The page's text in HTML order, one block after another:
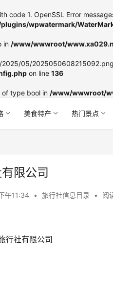
code 1. OpenSSL Error
wpwatermark/
in /www/wwwroot/
05/
on line 136
of type bool in /www/wwwroot/
美食特产 热门景点
限公司
午11:34 • 旅行社信息目录 • 阅
行社有限公司